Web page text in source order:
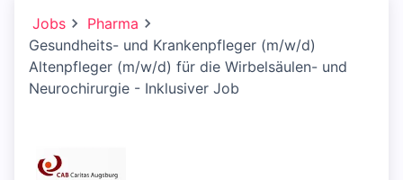
Jobs
Pharma
Gesundheits- und Krankenpfleger (m/w/d)
Altenpfleger (m/w/d) für die Wirbelsäulen- und
Neurochirurgie - Inklusiver Job